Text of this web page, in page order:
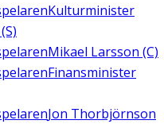
Kulturminister
Mikael Larsson (C)
Finansminister
Jon Thorbjörnson